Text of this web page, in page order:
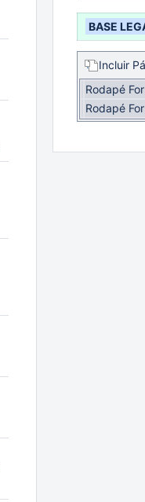
BASE
Incluir
Rodapé
Rodapé